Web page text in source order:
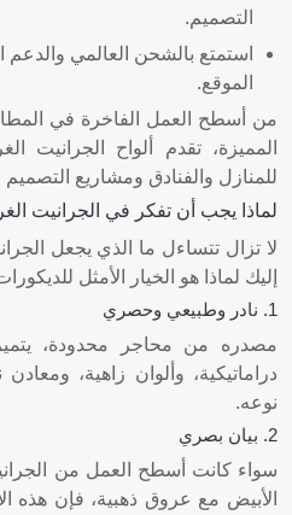
التصميم.
استمتع بالشحن العالمي
الموقع.
من أسطح العمل الفاخرة في
المميزة، تقدم ألواح الجرانيت
للمنازل والفنادق ومشاريع
لماذا يجب أن تفكر في الجرانيت
لا تزال تتساءل ما الذي يجعل
إليك لماذا هو الخيار الأمثل
1. نادر وطبيعي وحصري
مصدره من محاجر محدودة،
دراماتيكية، وألوان زاهية،
نوعه.
2. بيان بصري
سواء كانت أسطح العمل من
الأبيض مع عروق ذهبية، فإن